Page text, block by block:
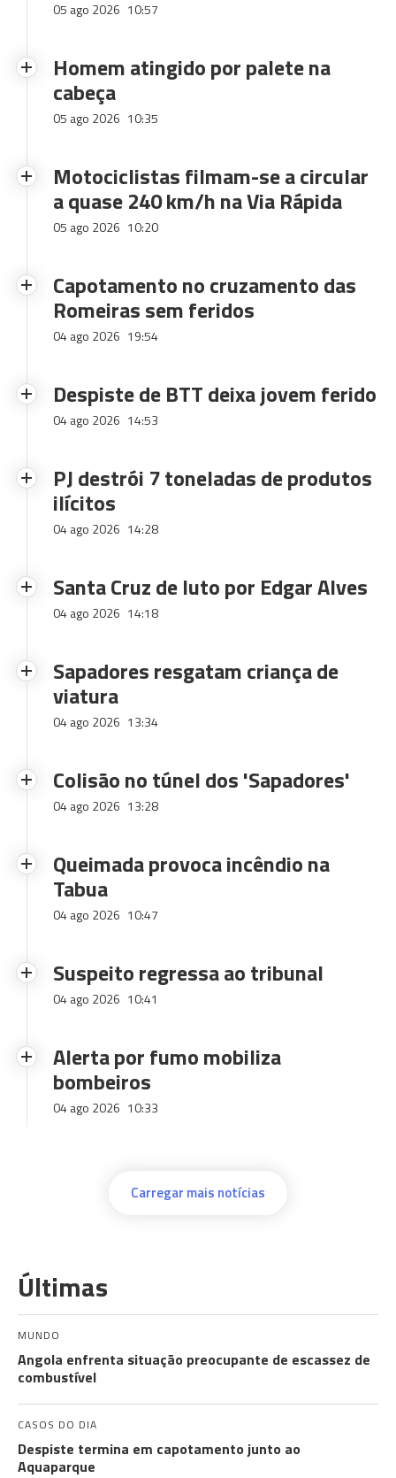
05 ago 2026 10:57
Homem atingido por palete na
cabeça
05 ago 2026 10:35
Motociclistas filmam-se a circular
a quase 240 km/h na Via Rápida
05 ago 2026 10:20
Capotamento no cruzamento das
Romeiras sem feridos
04 ago 2026 19:54
Despiste de BTT deixa jovem ferido
04 ago 2026 14:53
PJ destrói 7 toneladas de produtos
ilícitos
04 ago 2026 14:28
Santa Cruz de luto por Edgar Alves
04 ago 2026 14:18
Sapadores resgatam criança de
viatura
04 ago 2026 13:34
Colisão no túnel dos 'Sapadores'
04 ago 2026 13:28
Queimada provoca incêndio na
Tabua
04 ago 2026 10:47
Suspeito regressa ao tribunal
04 ago 2026 10:41
Alerta por fumo mobiliza
bombeiros
04 ago 2026 10:33
Carregar mais notícias
Últimas
MUNDO
Angola enfrenta situação preocupante de escassez de
combustível
CASOS DO DIA
Despiste termina em capotamento junto ao
Aquaparque